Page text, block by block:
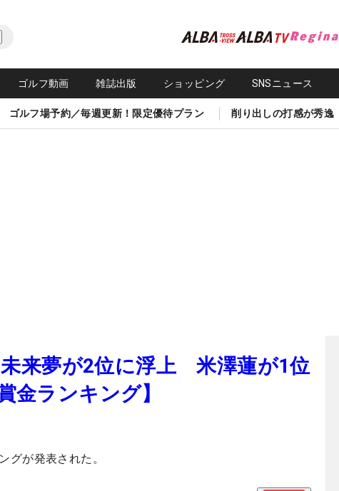
ゴルフ動画 雑誌出版 ショッピング SNSニュース
ゴルフ場予約／毎週更新！限定優待プラン 削り出しの打感が秀
来夢が2位に浮上 米澤蓮が1位
金ランキング】
グが発表された。